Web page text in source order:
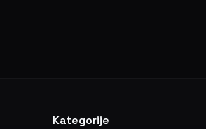
Kategorije